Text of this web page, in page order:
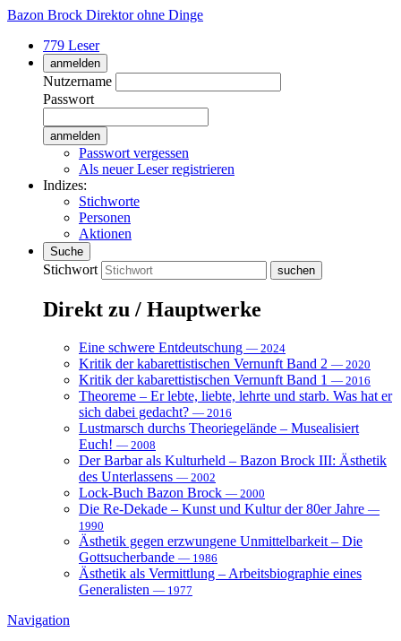
Bazon Brock Direktor ohne Dinge
779 Leser
anmelden
Nutzername
Passwort
Passwort vergessen
Als neuer Leser registrieren
Indizes:
Stichworte
Personen
Aktionen
Suche
Stichwort
Direkt zu / Hauptwerke
Eine schwere Entdeutschung — 2024
Kritik der kabarettistischen Vernunft Band 2 — 2020
Kritik der kabarettistischen Vernunft Band 1 — 2016
Theoreme – Er lebte, liebte, lehrte und starb. Was hat er
sich dabei gedacht? — 2016
Lustmarsch durchs Theoriegelände – Musealisiert
Euch! — 2008
Der Barbar als Kulturheld – Bazon Brock III: Ästhetik
des Unterlassens — 2002
Lock-Buch Bazon Brock — 2000
Die Re-Dekade – Kunst und Kultur der 80er Jahre —
1990
Ästhetik gegen erzwungene Unmittelbarkeit – Die
Gottsucherbande — 1986
Ästhetik als Vermittlung – Arbeitsbiographie eines
Generalisten — 1977
Navigation